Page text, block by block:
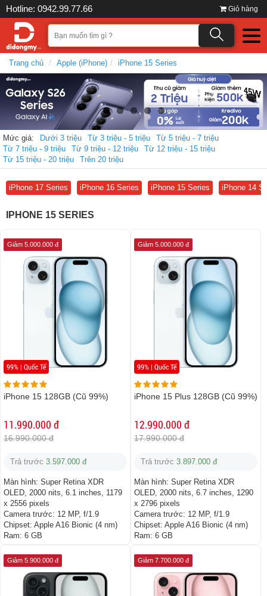
Hotline: 0942.99.77.66 Giỏ hàng
Trang chủ Apple (iPhone) iPhone 15 Series
Mức giá: Dưới 3 triệu Từ 3 triệu - 5 triệu
Từ 5 triệu - 7 triệu
Từ 7 triệu - 9 triệu
Từ 9 triệu - 12 triệu
Từ 12 triệu - 15 triệu
Từ 15 triệu - 20 triệu
Trên 20 triệu
iPhone 17 Series iPhone 16 Series iPhone 15 Series iPhone 14
IPHONE 15 SERIES
99% | Quốc Tế
Giảm 5.000.000 đ
iPhone 15 128GB (Cũ 99%)
11.990.000 đ
16.990.000 đ
Trả trước 3.597.000 đ
Màn hình: Super Retina XDR
OLED, 2000 nits, 6.1 inches, 1179
x 2556 pixels
Camera trước: 12 MP, f/1.9
Chipset: Apple A16 Bionic (4 nm)
Ram: 6 GB
99% | Quốc Tế
Giảm 5.000.000 đ
iPhone 15 Plus 128GB (Cũ 99%)
12.990.000 đ
17.990.000 đ
Trả trước 3.897.000 đ
Màn hình: Super Retina XDR
OLED, 2000 nits, 6.7 inches, 1290
x 2796 pixels
Camera trước: 12 MP, f/1.9
Chipset: Apple A16 Bionic (4 nm)
Ram: 6 GB
Giảm 5.900.000 đ Giảm 7.700.000 đ